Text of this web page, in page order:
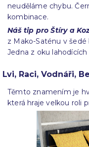
neuděláme chybu.
kombinace.
Náš tip pro Štíry a
z Mako-Saténu v
Jedna z oku
Lvi, Raci, Vodnáři,
Těmto znamením je
která hraje velkou roli